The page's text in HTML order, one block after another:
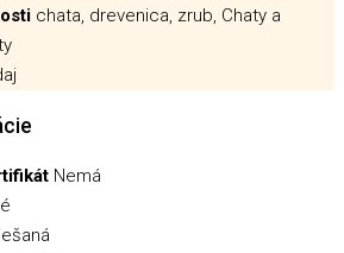
chata, drevenica, zrub, Chaty a
Nemá